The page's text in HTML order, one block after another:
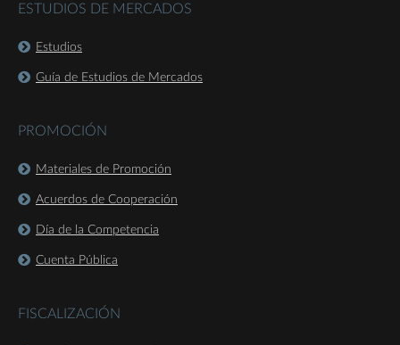
ESTUDIOS DE MERCADOS
Estudios
Guía de Estudios de Mercados
PROMOCIÓN
Materiales de Promoción
Acuerdos de Cooperación
Día de la Competencia
Cuenta Pública
FISCALIZACIÓN